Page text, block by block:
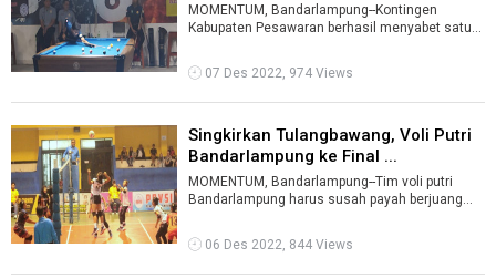
MOMENTUM, Bandarlampung--Kontingen
Kabupaten Pesawaran berhasil menyabet satu
cabo ...
07 Des 2022, 974 Views
Singkirkan Tulangbawang, Voli Putri
Bandarlampung ke Final ...
MOMENTUM, Bandarlampung--Tim voli putri
Bandarlampung harus susah payah berjuang
b ...
06 Des 2022, 844 Views